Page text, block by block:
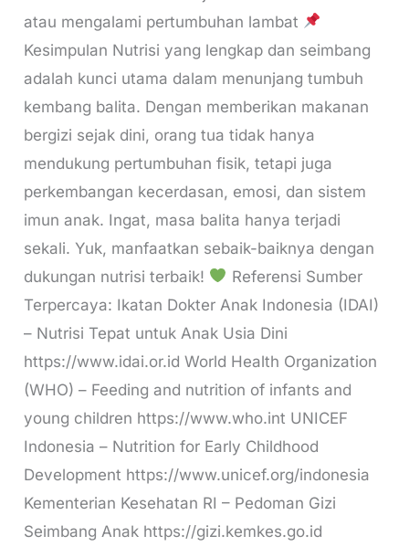
atau mengalami pertumbuhan lambat
Kesimpulan Nutrisi yang lengkap dan seimbang
adalah kunci utama dalam menunjang tumbuh
kembang balita. Dengan memberikan makanan
bergizi sejak dini, orang tua tidak hanya
mendukung pertumbuhan fisik, tetapi juga
perkembangan kecerdasan, emosi, dan sistem
imun anak. Ingat, masa balita hanya terjadi
sekali. Yuk, manfaatkan sebaik-baiknya dengan
dukungan nutrisi terbaik!
Referensi Sumber
Terpercaya: Ikatan Dokter Anak Indonesia (IDAI)
– Nutrisi Tepat untuk Anak Usia Dini
https://www.idai.or.id World Health Organization
(WHO) – Feeding and nutrition of infants and
young children https://www.who.int UNICEF
Indonesia – Nutrition for Early Childhood
Development https://www.unicef.org/indonesia
Kementerian Kesehatan RI – Pedoman Gizi
Seimbang Anak https://gizi.kemkes.go.id